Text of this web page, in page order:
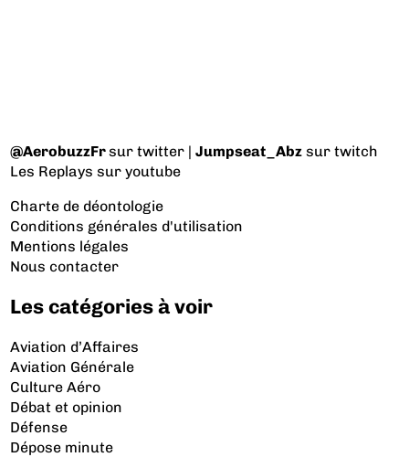
@AerobuzzFrsur twitter |Jumpseat_Abz sur twitch
Les Replays sur youtube
Charte de déontologie
Conditions générales d'utilisation
Mentions légales
Nous contacter
Les catégories à voir
Aviation d’Affaires
Aviation Générale
Culture Aéro
Débat et opinion
Défense
Dépose minute